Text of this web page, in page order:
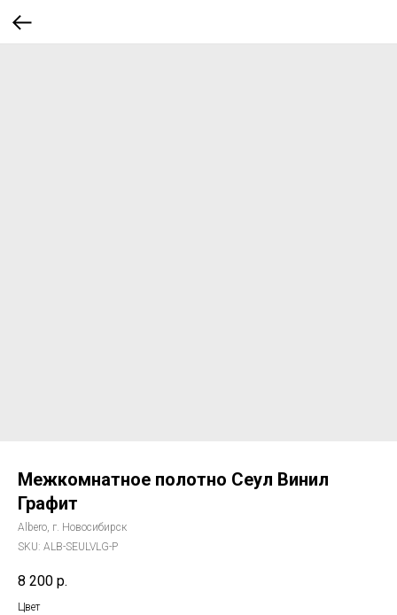
Межкомнатное полотно Сеул Винил
Графит
Albero, г. Новосибирск
SKU: ALB-SEULVLG-P
8 200 р.
Цвет